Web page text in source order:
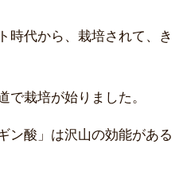
時代から、栽培されて、き
で栽培が始りました。
ン酸」は沢山の効能がある